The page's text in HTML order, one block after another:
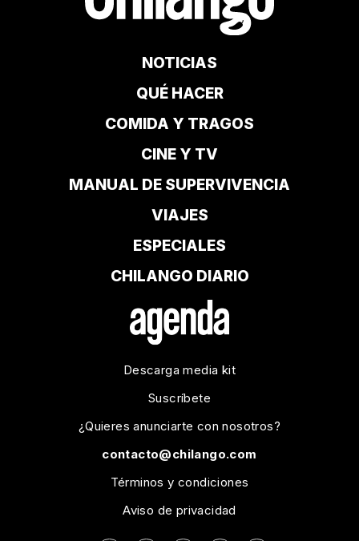
NOTICIAS
QUÉ HACER
COMIDA Y TRAGOS
CINE Y TV
MANUAL DE SUPERVIVENCIA
VIAJES
ESPECIALES
CHILANGO DIARIO
Descarga media kit
Suscríbete
¿Quieres anunciarte con nosotros?
contacto@chilango.com
Términos y condiciones
Aviso de privacidad